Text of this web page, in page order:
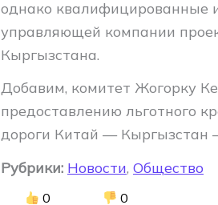
однако квалифицированные
управляющей компании
Кыргызстана.
Добавим, комитет Жогорку
предоставлению льготного
дороги Китай — Кыргызстан
Рубрики: Новости, Общество
0 0